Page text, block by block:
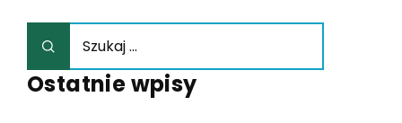
Ostatnie wpisy